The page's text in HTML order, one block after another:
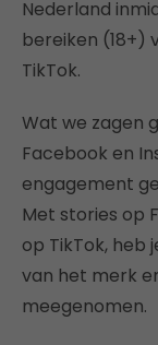
Nederland
bereiken (18+)
TikTok.
Wat we zagen
Facebook en
engagement
Met stories op
op TikTok, heb
van het merk
meegenomen.